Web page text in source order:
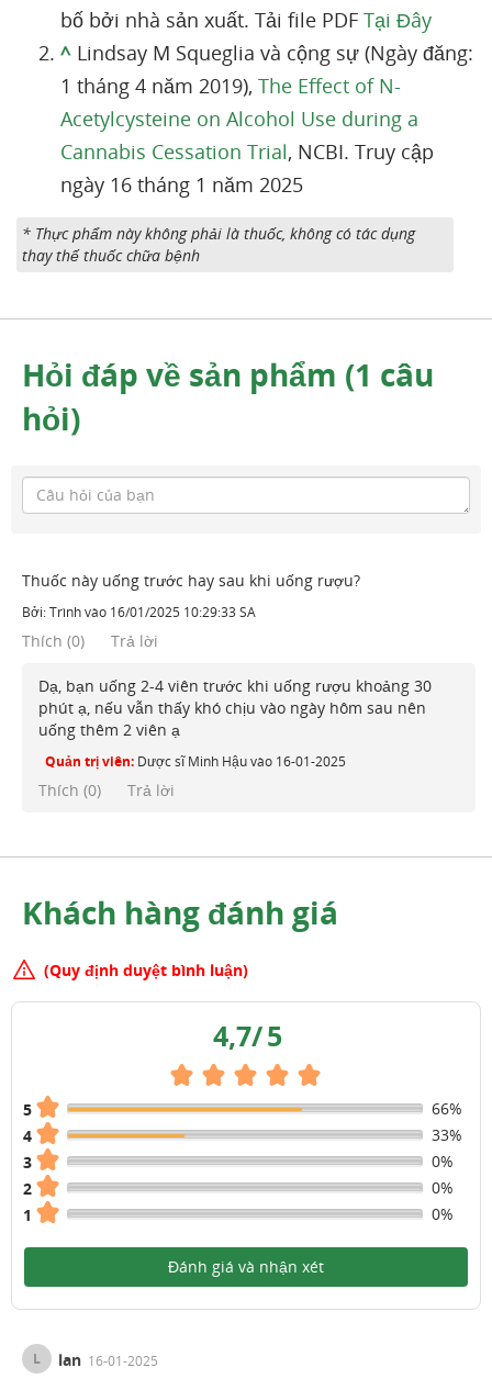
bố bởi nhà sản xuất. Tải file PDF Tại Đây
^ Lindsay M Squeglia và cộng sự (Ngày đăng:
1 tháng 4 năm 2019), The Effect of N-
Acetylcysteine on Alcohol Use during a
Cannabis Cessation Trial, NCBI. Truy cập
ngày 16 tháng 1 năm 2025
* Thực phẩm này không phải là thuốc, không có tác dụng
thay thế thuốc chữa bệnh
Hỏi đáp về sản phẩm (1 câu
hỏi)
Thuốc này uống trước hay sau khi uống rượu?
Bởi:Trìnhvào 16/01/2025 10:29:33 SA
Thích (0) Trả lời
Dạ, bạn uống 2-4 viên trước khi uống rượu khoảng 30
phút ạ, nếu vẫn thấy khó chịu vào ngày hôm sau nên
uống thêm 2 viên ạ
Quản trị viên: Dược sĩ Minh Hậuvào 16-01-2025
Thích (0) Trả lời
Khách hàng đánh giá
(Quy định duyệt bình luận)
4,7/5
5
66%
4
33%
3
0%
2
0%
1
0%
Đánh giá và nhận xét
L lan 16-01-2025